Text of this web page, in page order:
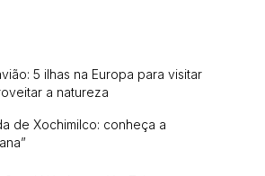
5 ilhas na Europa para visitar
a natureza
de Xochimilco: conheça a